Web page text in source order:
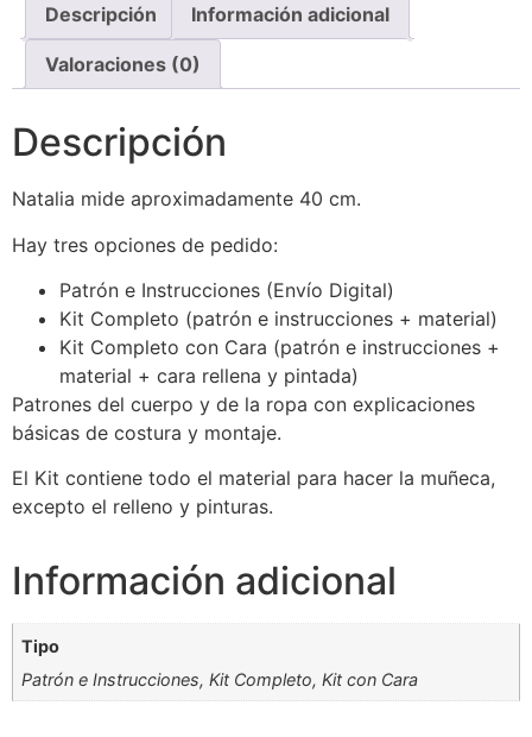
Descripción Información adicional
Valoraciones (0)
Descripción
Natalia mide aproximadamente 40 cm.
Hay tres opciones de pedido:
Patrón e Instrucciones (Envío Digital)
Kit Completo (patrón e instrucciones + material)
Kit Completo con Cara (patrón e instrucciones +
material + cara rellena y pintada)
Patrones del cuerpo y de la ropa con explicaciones
básicas de costura y montaje.
El Kit contiene todo el material para hacer la muñeca,
excepto el relleno y pinturas.
Información adicional
Tipo
Patrón e Instrucciones, Kit Completo, Kit con Cara